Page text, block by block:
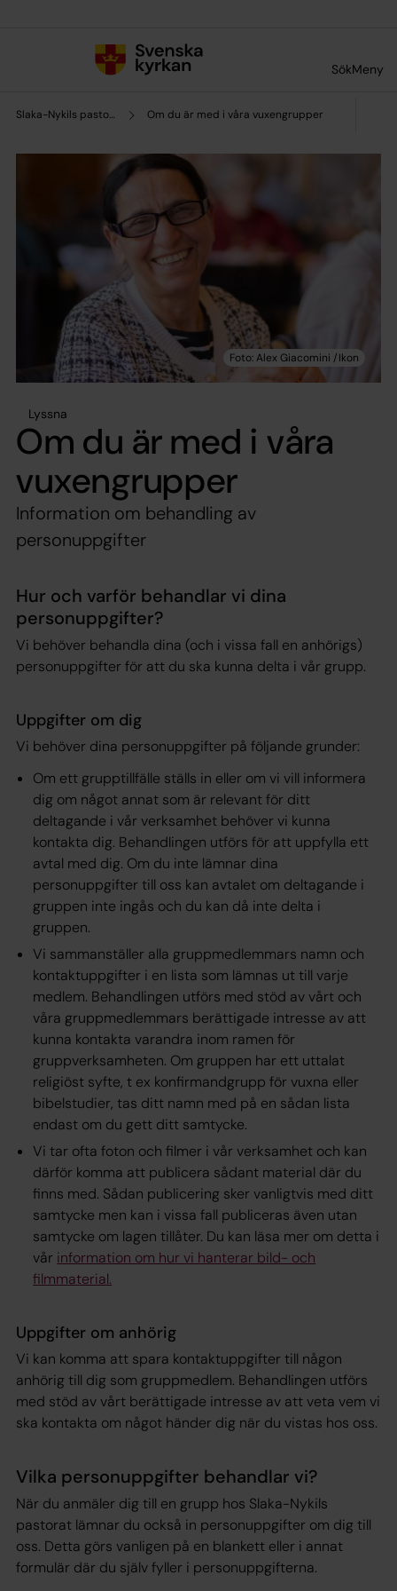
SökMeny
Slaka-Nykils pastorat Om du är med i våra vuxengrupper
Lyssna
Om du är med i våra
vuxengrupper
Information om behandling av
personuppgifter
Hur och varför behandlar vi dina
personuppgifter?
Vi behöver behandla dina (och i vissa fall en anhörigs)
personuppgifter för att du ska kunna delta i vår grupp.
Uppgifter om dig
Vi behöver dina personuppgifter på följande grunder:
Om ett grupptillfälle ställs in eller om vi vill informera
dig om något annat som är relevant för ditt
deltagande i vår verksamhet behöver vi kunna
kontakta dig. Behandlingen utförs för att uppfylla ett
avtal med dig. Om du inte lämnar dina
personuppgifter till oss kan avtalet om deltagande i
gruppen inte ingås och du kan då inte delta i
gruppen.
Vi sammanställer alla gruppmedlemmars namn och
kontaktuppgifter i en lista som lämnas ut till varje
medlem. Behandlingen utförs med stöd av vårt och
våra gruppmedlemmars berättigade intresse av att
kunna kontakta varandra inom ramen för
gruppverksamheten. Om gruppen har ett uttalat
religiöst syfte, t ex konfirmandgrupp för vuxna eller
bibelstudier, tas ditt namn med på en sådan lista
endast om du gett ditt samtycke.
Vi tar ofta foton och filmer i vår verksamhet och kan
därför komma att publicera sådant material där du
finns med. Sådan publicering sker vanligtvis med ditt
samtycke men kan i vissa fall publiceras även utan
samtycke om lagen tillåter. Du kan läsa mer om detta i
vår information om hur vi hanterar bild- och
filmmaterial.
Uppgifter om anhörig
Vi kan komma att spara kontaktuppgifter till någon
anhörig till dig som gruppmedlem. Behandlingen utförs
med stöd av vårt berättigade intresse av att veta vem vi
ska kontakta om något händer dig när du vistas hos oss.
Vilka personuppgifter behandlar vi?
När du anmäler dig till en grupp hos Slaka-Nykils
pastorat lämnar du också in personuppgifter om dig till
oss. Detta görs vanligen på en blankett eller i annat
formulär där du själv fyller i personuppgifterna.